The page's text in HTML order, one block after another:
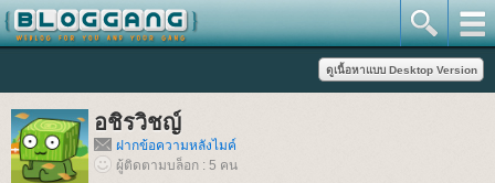
อชิรวิชญ์
ฝากข้อความหลังไมค์
ผู้ติดตามบล็อก : 5 คน